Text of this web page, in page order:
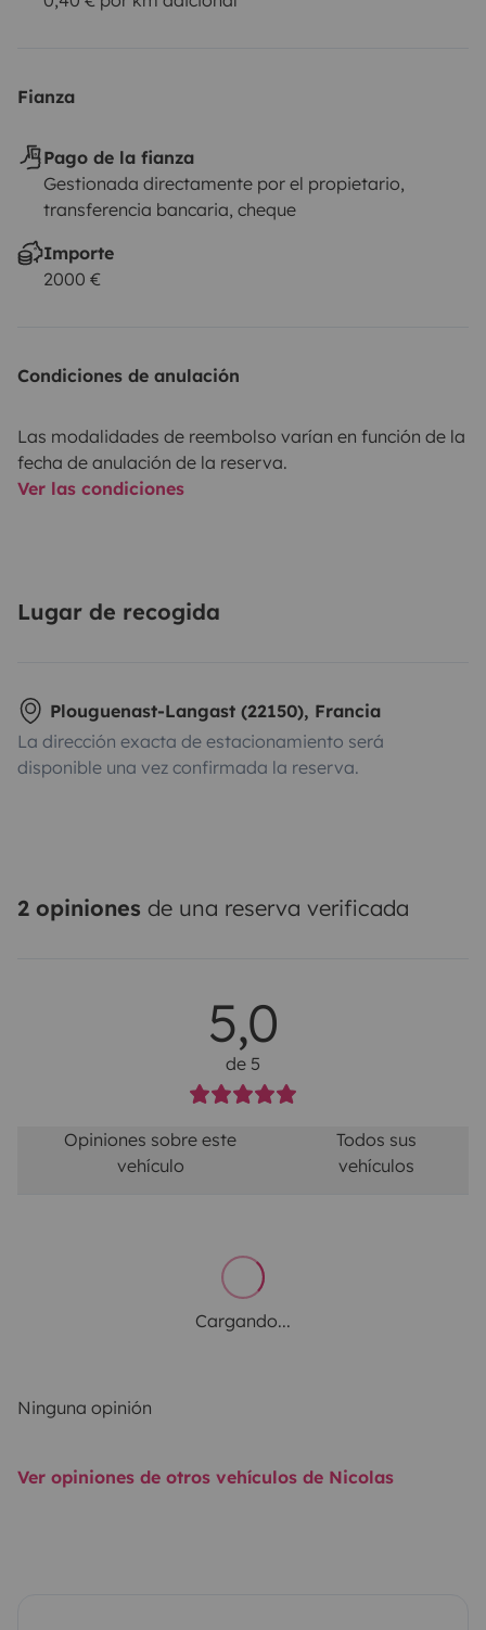
Fianza
Pago de la fianza
Gestionada directamente por el propietario,
transferencia bancaria, cheque
Importe
2000 €
Condiciones de anulación
Las modalidades de reembolso varían en función de la
fecha de anulación de la reserva.
Ver las condiciones
Lugar de recogida
Plouguenast-Langast (22150), Francia
La dirección exacta de estacionamiento será
disponible una vez confirmada la reserva.
2 opiniones de una reserva verificada
5,0
de 5
Opiniones sobre este
vehículo
Todos sus
vehículos
Cargando...
Ninguna opinión
Ver opiniones de otros vehículos de Nicolas